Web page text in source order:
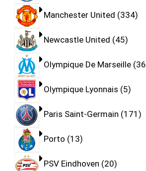
Manchester United 334
Newcastle United 45
Olympique De Marseille 36
Olympique Lyonnais 5
Paris Saint-Germain 171
Porto 13
PSV Eindhoven 20